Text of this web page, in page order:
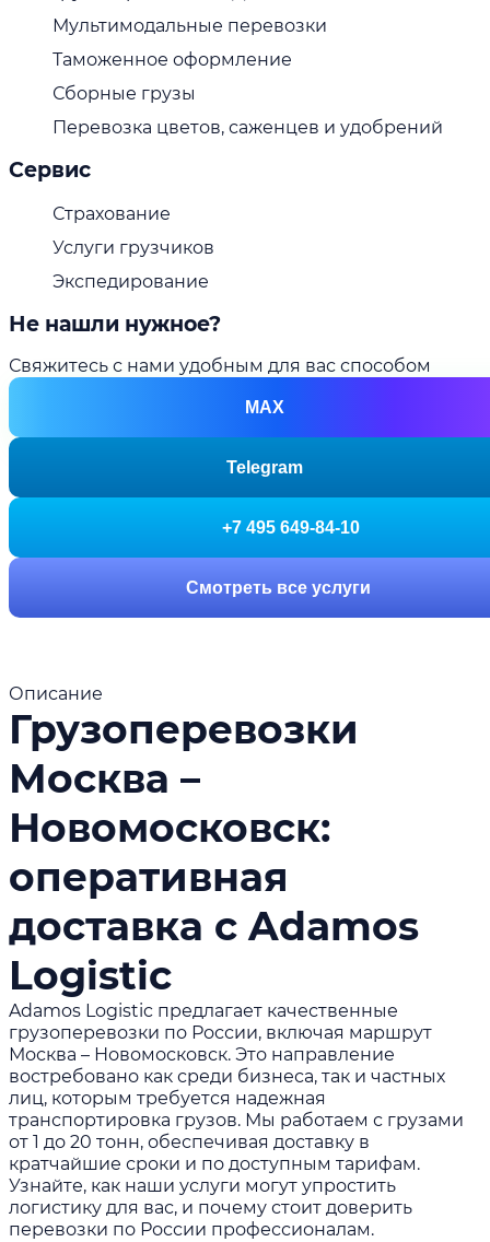
Мультимодальные перевозки
Таможенное оформление
Сборные грузы
Перевозка цветов, саженцев и удобрений
Сервис
Страхование
Услуги грузчиков
Экспедирование
Не нашли нужное?
Свяжитесь с нами удобным для вас способом
MAX
Telegram
+7 495 649-84-10
Смотреть все услуги
Описание
Грузоперевозки
Москва –
Новомосковск:
оперативная
доставка с Adamos
Logistic
Adamos Logistic предлагает качественные
грузоперевозки по России, включая маршрут
Москва – Новомосковск. Это направление
востребовано как среди бизнеса, так и частных
лиц, которым требуется надежная
транспортировка грузов. Мы работаем с грузами
от 1 до 20 тонн, обеспечивая доставку в
кратчайшие сроки и по доступным тарифам.
Узнайте, как наши услуги могут упростить
логистику для вас, и почему стоит доверить
перевозки по России профессионалам.